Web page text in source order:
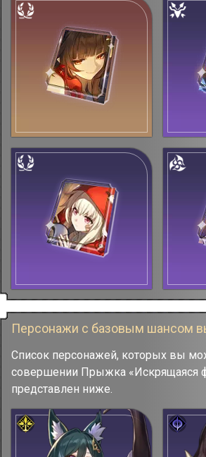
Персонажи с базовым шансом
Список персонажей, которых вы
совершении Прыжка «Искрящаяся
представлен ниже.